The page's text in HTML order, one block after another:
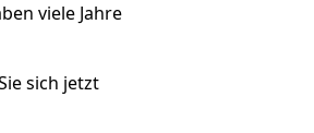
viele Jahre
sich jetzt